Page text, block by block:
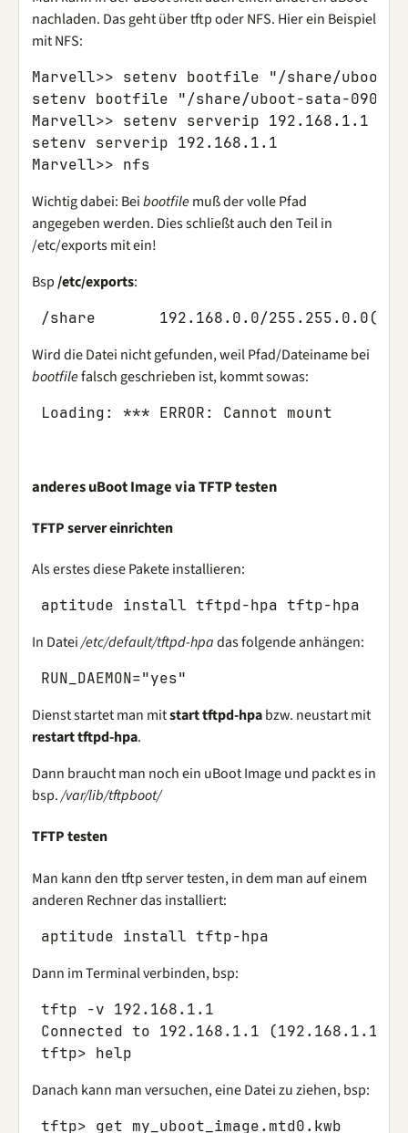
nachladen. Das geht über tftp oder NFS. Hier ein Beispiel
mit NFS:
Marvell>> setenv bootfile "/share/uboot-
setenv bootfile "/share/uboot-sata-
Marvell>> setenv serverip 192.168.1.1
setenv serverip 192.168.1.1
Wichtig dabei: Beibootfilemuß der volle Pfad
angegeben werden. Dies schließt auch den Teil in
/etc/exports mit ein!
Bsp/etc/exports:
Wird die Datei nicht gefunden, weil Pfad/Dateiname bei
bootfilefalsch geschrieben ist, kommt sowas:
anderes uBoot Image via TFTP testen
TFTP server einrichten
Als erstes diese Pakete installieren:
In Datei/etc/default/tftpd-hpadas folgende anhängen:
Dienst startet man mitstart tftpd-hpabzw. neustart mit
restart tftpd-hpa.
Dann braucht man noch ein uBoot Image und packt es in
bsp./var/lib/tftpboot/
TFTP testen
Man kann den tftp server testen, in dem man auf einem
anderen Rechner das installiert:
Dann im Terminal verbinden, bsp:
tftp -v 192.168.1.1
Connected to 192.168.1.1 (192.168.1.1),
Danach kann man versuchen, eine Datei zu ziehen, bsp: